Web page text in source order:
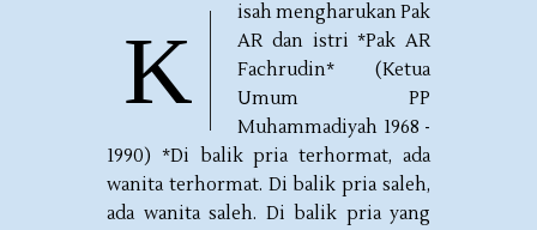
K
isah mengharukan Pak
AR dan istri *Pak AR
Fachrudin* (Ketua
Umum PP
Muhammadiyah 1968 -
1990) *Di balik pria terhormat, ada
wanita terhormat. Di balik pria saleh,
ada wanita saleh. Di balik pria yang